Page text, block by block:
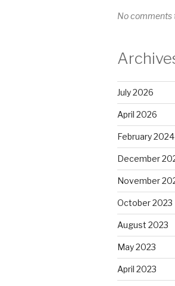
No comments
July 2026
April 2026
February 2024
December
November
October 2023
August 2023
May 2023
April 2023